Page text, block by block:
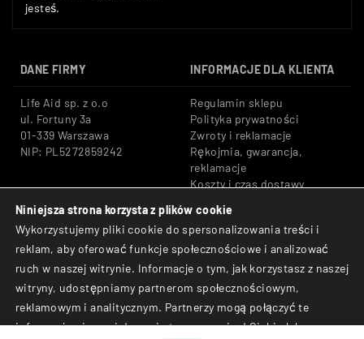
jesteś.
DANE FIRMY INFORMACJE DLA KLIENTA
Life Aid sp. z o.o
ul. Fortuny 3a
01-339 Warszawa
NIP: PL5272859242
Regulamin sklepu
Polityka prywatności
Zwroty i reklamacje
Rękojmia, gwarancja,
reklamacje
Koszty i czas dostawy
Tel: +48 533 666 776
E-mail: shop@lifeaid.pl
Bezpieczne płatności:
Przelewy24, BLIK, Karty
płatnicze
© Life Aid sp. z o.o. All
Rights Reserved.
Niniejsza strona korzysta z plików cookie
Wykorzystujemy pliki cookie do spersonalizowania treści i
reklam, aby oferować funkcje społecznościowe i analizować
ruch w naszej witrynie. Informacje o tym, jak korzystasz z naszej
witryny, udostępniamy partnerom społecznościowym,
reklamowym i analitycznym. Partnerzy mogą połączyć te
informacje z innymi danymi otrzymanymi od Ciebie lub